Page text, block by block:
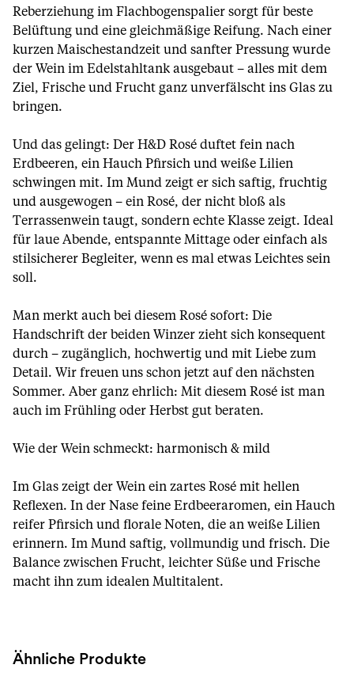
Reberziehung im Flachbogenspalier sorgt für beste
Belüftung und eine gleichmäßige Reifung. Nach einer
kurzen Maischestandzeit und sanfter Pressung wurde
der Wein im Edelstahltank ausgebaut – alles mit dem
Ziel, Frische und Frucht ganz unverfälscht ins Glas zu
bringen.
Und das gelingt: Der H&D Rosé duftet fein nach
Erdbeeren, ein Hauch Pfirsich und weiße Lilien
schwingen mit. Im Mund zeigt er sich saftig, fruchtig
und ausgewogen – ein Rosé, der nicht bloß als
Terrassenwein taugt, sondern echte Klasse zeigt. Ideal
für laue Abende, entspannte Mittage oder einfach als
stilsicherer Begleiter, wenn es mal etwas Leichtes sein
soll.
Man merkt auch bei diesem Rosé sofort: Die
Handschrift der beiden Winzer zieht sich konsequent
durch – zugänglich, hochwertig und mit Liebe zum
Detail. Wir freuen uns schon jetzt auf den nächsten
Sommer. Aber ganz ehrlich: Mit diesem Rosé ist man
auch im Frühling oder Herbst gut beraten.
Wie der Wein schmeckt: harmonisch & mild
Im Glas zeigt der Wein ein zartes Rosé mit hellen
Reflexen. In der Nase feine Erdbeeraromen, ein Hauch
reifer Pfirsich und florale Noten, die an weiße Lilien
erinnern. Im Mund saftig, vollmundig und frisch. Die
Balance zwischen Frucht, leichter Süße und Frische
macht ihn zum idealen Multitalent.
Ähnliche Produkte